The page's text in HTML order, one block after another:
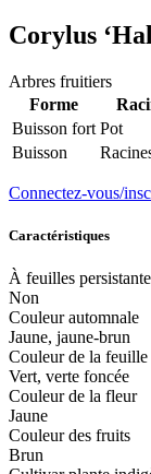
Corylus
Arbres fruitiers
Forme
Buisson fort Pot
Buisson
Connectez-vous/
Caractéristiques
À feuilles
Non
Couleur automnale
Jaune, jaune-brun
Couleur de la feuille
Vert, verte foncée
Couleur de la fleur
Jaune
Couleur des fruits
Brun